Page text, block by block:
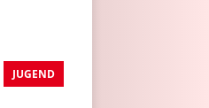
JUGEND